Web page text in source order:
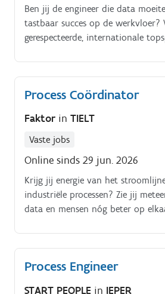
Ben jij de engineer die data
tastbaar succes op de werkvloer?
gerespecteerde, internationale
Engineer.
Process Coördinator
Faktor in TIELT
Vaste jobs
Online sinds 29 jun. 2026
Krijg jij energie van het
industriële processen? Zie jij
data en mensen nóg beter op
Process Engineer
START PEOPLE in IEPER